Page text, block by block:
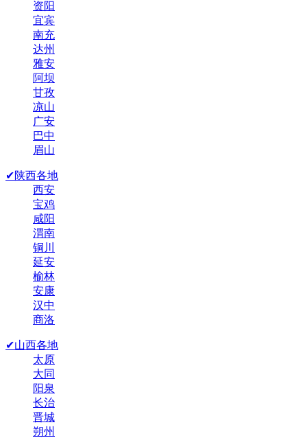
资阳
宜宾
南充
达州
雅安
阿坝
甘孜
凉山
广安
巴中
眉山
✔陕西各地
西安
宝鸡
咸阳
渭南
铜川
延安
榆林
安康
汉中
商洛
✔山西各地
太原
大同
阳泉
长治
晋城
朔州